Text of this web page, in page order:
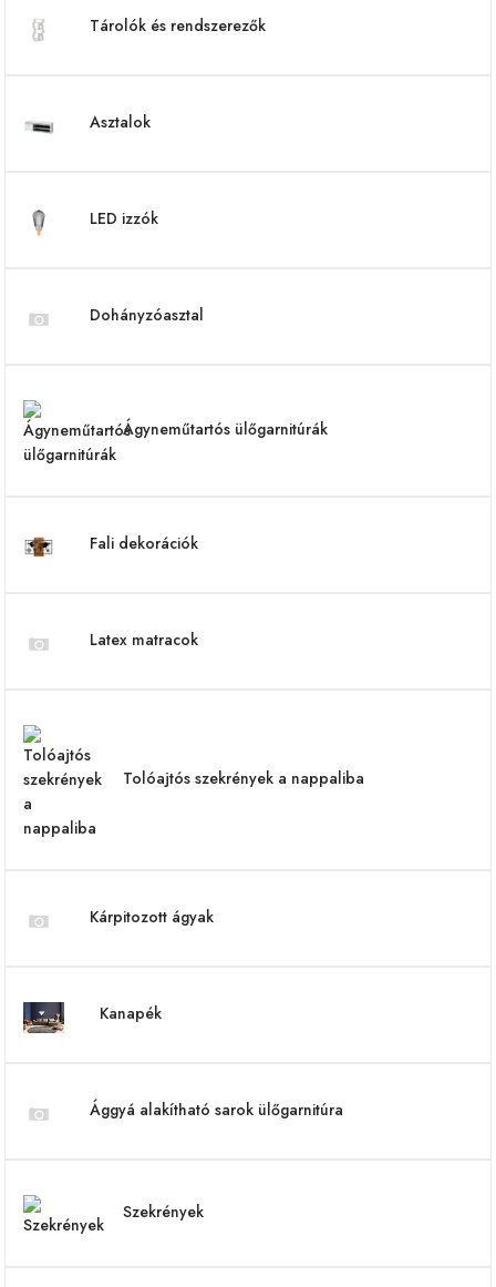
Tárolók és rendszerezők
Asztalok
LED izzók
Dohányzóasztal
Ágyneműtartós ülőgarnitúrák
Fali dekorációk
Latex matracok
Tolóajtós szekrények a nappaliba
Kárpitozott ágyak
Kanapék
Ággyá alakítható sarok ülőgarnitúra
Szekrények